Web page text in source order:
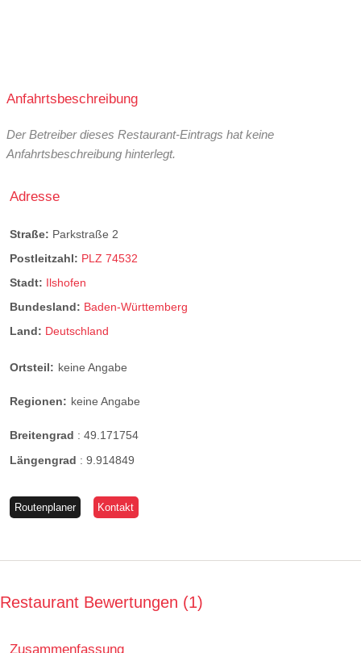
Anfahrtsbeschreibung
Der Betreiber dieses Restaurant-Eintrags hat keine
Anfahrtsbeschreibung hinterlegt.
Adresse
Straße: Parkstraße 2
Postleitzahl: PLZ 74532
Stadt: Ilshofen
Bundesland: Baden-Württemberg
Land: Deutschland
Ortsteil: keine Angabe
Regionen: keine Angabe
Breitengrad : 49.171754
Längengrad : 9.914849
Routenplaner Kontakt
Restaurant Bewertungen 1
Zusammenfassung